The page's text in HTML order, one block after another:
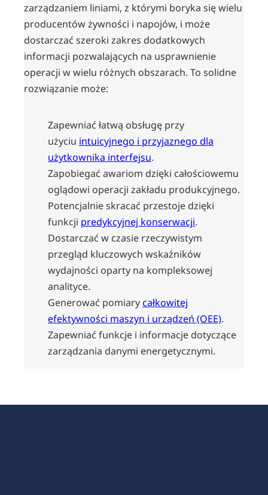
zarządzaniem liniami, z którymi boryka się wielu
producentów żywności i napojów, i może
dostarczać szeroki zakres dodatkowych
informacji pozwalających na usprawnienie
operacji w wielu różnych obszarach. To solidne
rozwiązanie może:
Zapewniać łatwą obsługę przy
użyciu intuicyjnego i przyjaznego dla
użytkownika interfejsu.
Zapobiegać awariom dzięki całościowemu
oglądowi operacji zakładu produkcyjnego.
Potencjalnie skracać przestoje dzięki
funkcji predykcyjnej konserwacji.
Dostarczać w czasie rzeczywistym
przegląd kluczowych wskaźników
wydajności oparty na kompleksowej
analityce.
Generować pomiarycałkowitej
efektywności maszyn i urządzeń (OEE).
Zapewniać funkcje i informacje dotyczące
zarządzania danymi energetycznymi.